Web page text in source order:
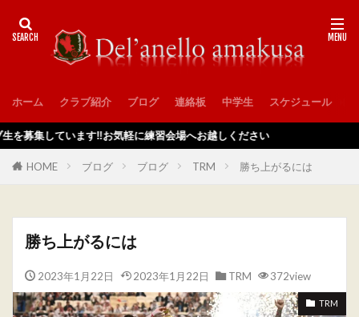
ホーム クラブ紹介 ブログ 連絡板 中学生 スケジュール
います‼️お気軽に練習会場へお越しください
HOME ブログ ブログ TRM 勝ち上がるには
勝ち上がるには
2023年1月22日 2023年1月22日 TRM 372view
TRM